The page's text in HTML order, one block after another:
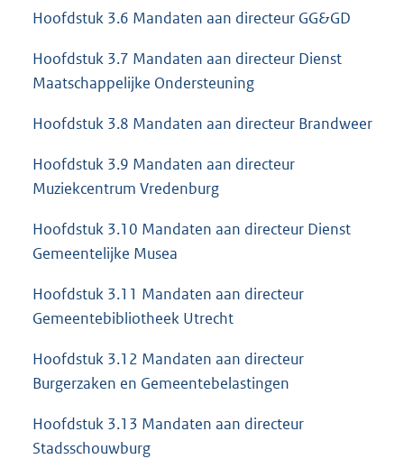
Hoofdstuk 3.6 Mandaten aan directeur GG&GD
Hoofdstuk 3.7 Mandaten aan directeur Dienst
Maatschappelijke Ondersteuning
Hoofdstuk 3.8 Mandaten aan directeur Brandweer
Hoofdstuk 3.9 Mandaten aan directeur
Muziekcentrum Vredenburg
Hoofdstuk 3.10 Mandaten aan directeur Dienst
Gemeentelijke Musea
Hoofdstuk 3.11 Mandaten aan directeur
Gemeentebibliotheek Utrecht
Hoofdstuk 3.12 Mandaten aan directeur
Burgerzaken en Gemeentebelastingen
Hoofdstuk 3.13 Mandaten aan directeur
Stadsschouwburg